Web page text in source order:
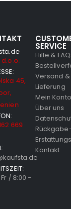
d.o.o.
45,
669
/ 8:00 -
SERVICE
Hilfe &
Versand &
Lieferung
Mein Konto
Über uns
Kontakt